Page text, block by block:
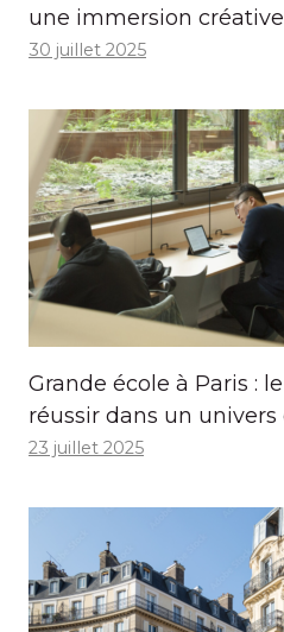
une immersion
30 juillet 2025
Grande école à Paris :
réussir dans un
23 juillet 2025